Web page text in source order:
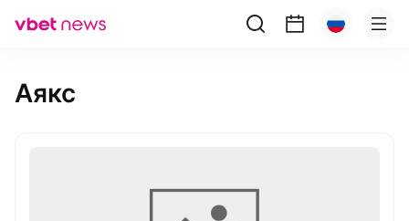
Аякс